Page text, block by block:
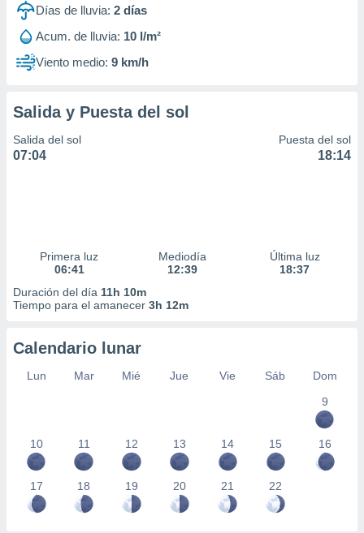
1199Días de lluvia: 2 días
Acum. de lluvia: 10 l/m²
Viento medio: 9 km/h
Salida y Puesta del sol
Salida del sol
07:04
Puesta del sol
18:14
Primera luz
06:41
Mediodía
12:39
Última luz
18:37
Duración del día 11h 10m
Tiempo para el amanecer 3h 12m
Calendario lunar
Lun Mar Mié Jue Vie Sáb
Dom
9
10 11 12 13 14 15 16
17 18 19 20 21 22